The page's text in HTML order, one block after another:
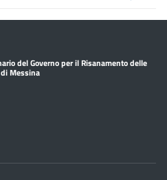
del Governo per il Risanamento delle
Messina